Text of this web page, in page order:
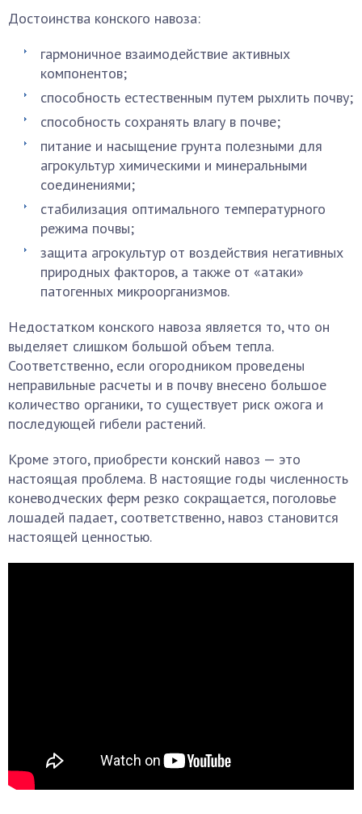
Достоинства конского навоза:
гармоничное взаимодействие активных
компонентов;
способность естественным путем рыхлить почву;
способность сохранять влагу в почве;
питание и насыщение грунта полезными для
агрокультур химическими и минеральными
соединениями;
стабилизация оптимального температурного
режима почвы;
защита агрокультур от воздействия негативных
природных факторов, а также от «атаки»
патогенных микроорганизмов.
Недостатком конского навоза является то, что он
выделяет слишком большой объем тепла.
Соответственно, если огородником проведены
неправильные расчеты и в почву внесено большое
количество органики, то существует риск ожога и
последующей гибели растений.
Кроме этого, приобрести конский навоз — это
настоящая проблема. В настоящие годы численность
коневодческих ферм резко сокращается, поголовье
лошадей падает, соответственно, навоз становится
настоящей ценностью.